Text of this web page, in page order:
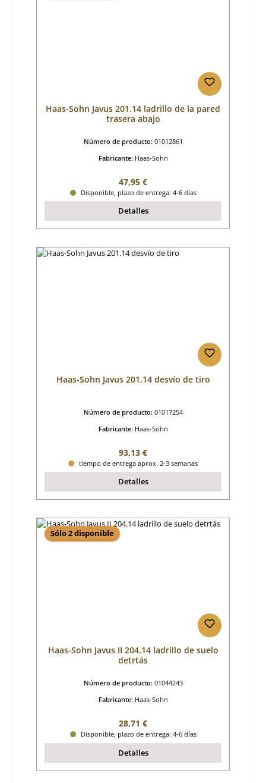
Haas-Sohn Javus 201.14 ladrillo de la pared
trasera abajo
Número de producto: 01012861
Fabricante: Haas-Sohn
Precio normal:
47,95 €
Disponible, plazo de entrega: 4-6 días
Detalles
Haas-Sohn Javus 201.14 desvío de tiro
Número de producto: 01017254
Fabricante: Haas-Sohn
Precio normal:
93,13 €
tiempo de entrega aprox. 2-3 semanas
Detalles
Sólo 2 disponible
Haas-Sohn Javus II 204.14 ladrillo de suelo
detrtás
Número de producto: 01044243
Fabricante: Haas-Sohn
Precio normal:
28,71 €
Disponible, plazo de entrega: 4-6 días
Detalles